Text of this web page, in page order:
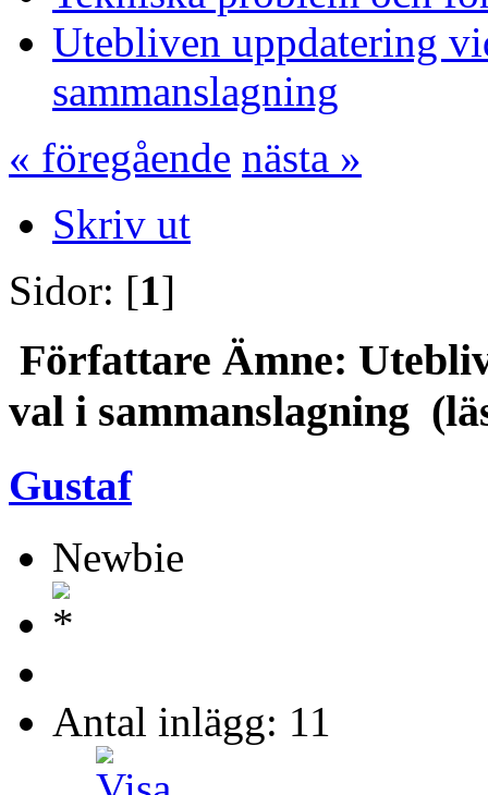
Utebliven uppdatering
sammanslagning
« föregående nästa »
Skriv ut
Sidor: [1]
Författare Ämne:
val i sammanslagning
Gustaf
Newbie
Antal inlägg: 11